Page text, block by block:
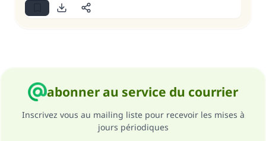
abonner au service du courrier
Inscrivez vous au mailing liste pour recevoir les mises à
jours périodiques